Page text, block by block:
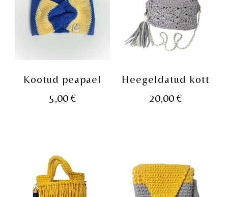
Kootud peapael
5,00 €
Heegeldatud kott
20,00 €